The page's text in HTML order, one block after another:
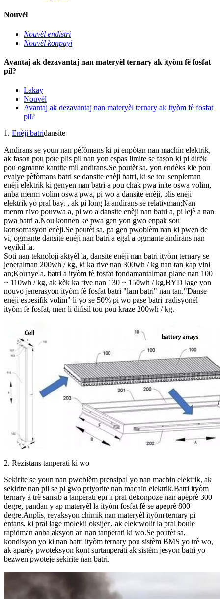
Nouvèl
Nouvèl endistri
Nouvèl konpayi
Avantaj ak dezavantaj nan materyèl ternary ak ityòm fè fosfat
pil?
Lakay
Nouvèl
Avantaj ak dezavantaj nan materyèl ternary ak ityòm fè fosfat
pil?
1. Enèji batridansite
Andirans se youn nan pèfòmans ki pi enpòtan nan machin elektrik,
ak fason pou pote plis pil nan yon espas limite se fason ki pi dirèk
pou ogmante kantite mil andirans.Se poutèt sa, yon endèks kle pou
evalye pèfòmans batri se dansite enèji batri, ki se tou senpleman
enèji elektrik ki genyen nan batri a pou chak pwa inite oswa volim,
anba menm volim oswa pwa, pi wo a dansite enèji, plis enèji
elektrik yo pral bay. , ak pi long la andirans se relativman;Nan
menm nivo pouvwa a, pi wo a dansite enèji nan batri a, pi lejè a nan
pwa batri a.Nou konnen ke pwa gen yon gwo enpak sou
konsomasyon enèji.Se poutèt sa, pa gen pwoblèm nan ki pwen de
vi, ogmante dansite enèji nan batri a egal a ogmante andirans nan
veyikil la.
Soti nan teknoloji aktyèl la, dansite enèji nan batri ityòm ternary se
jeneralman 200wh / kg, ki ka rive nan 300wh / kg nan tan kap vini
an;Kounye a, batri a ityòm fè fosfat fondamantalman plane nan 100
~ 110wh / kg, ak kèk ka rive nan 130 ~ 150wh / kg.BYD lage yon
nouvo jenerasyon ityòm fè fosfat batri "lam batri" nan tan."Danse
enèji espesifik volim" li yo se 50% pi wo pase batri tradisyonèl
ityòm fè fosfat, men li difisil tou pou kraze 200wh / kg.
2. Rezistans tanperati ki wo
Sekirite se youn nan pwoblèm prensipal yo nan machin elektrik, ak
sekirite nan pil se pi gwo priyorite nan machin elektrik.Batri ityòm
ternary a trè sansib a tanperati epi li pral dekonpoze nan apeprè 300
degre, pandan y ap materyèl la ityòm fosfat fè se apeprè 800
degre.Anplis, reyaksyon chimik nan materyèl ityòm ternary pi
entans, ki pral lage molekil oksijèn, ak elektwolit la pral boule
rapidman anba aksyon an nan tanperati ki wo.Se poutèt sa,
kondisyon yo ki nan batri ityòm ternary pou sistèm BMS yo trè wo,
ak aparèy pwoteksyon kont surtanperati ak sistèm jesyon batri yo
bezwen pwoteje sekirite nan batri.